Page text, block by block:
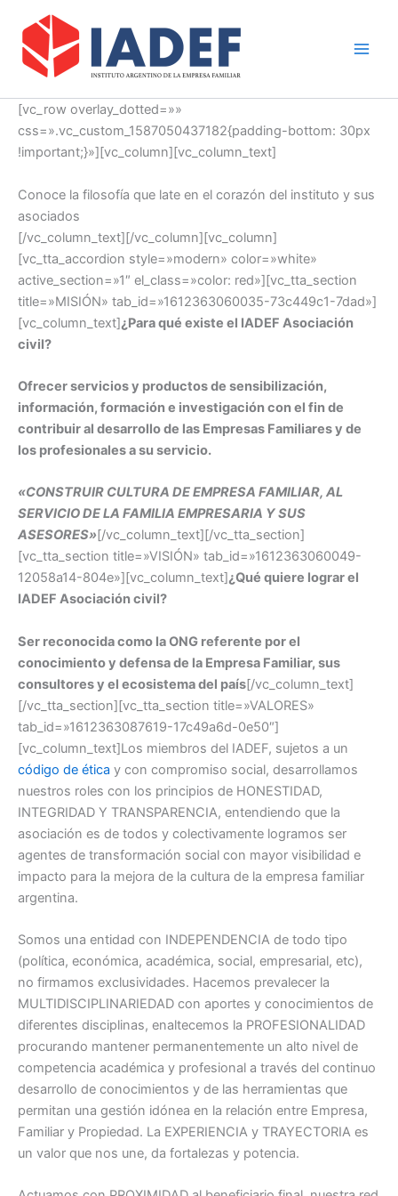
contenido
[vc_row overlay_dotted=»»
css=».vc_custom_1587050437182{padding-bottom: 30px
!important;}»][vc_column][vc_column_text]
Conoce la filosofía que late en el corazón del instituto y sus
asociados
[/vc_column_text][/vc_column][vc_column]
[vc_tta_accordion style=»modern» color=»white»
active_section=»1″ el_class=»color: red»][vc_tta_section
title=»MISIÓN» tab_id=»1612363060035-73c449c1-7dad»]
[vc_column_text]¿Para qué existe el IADEF Asociación
civil?
Ofrecer servicios y productos de sensibilización,
información, formación e investigación con el fin de
contribuir al desarrollo de las Empresas Familiares y de
los profesionales a su servicio.
«CONSTRUIR CULTURA DE EMPRESA FAMILIAR, AL
SERVICIO DE LA FAMILIA EMPRESARIA Y SUS
ASESORES»[/vc_column_text][/vc_tta_section]
[vc_tta_section title=»VISIÓN» tab_id=»1612363060049-
12058a14-804e»][vc_column_text]¿Qué quiere lograr el
IADEF Asociación civil?
Ser reconocida como la ONG referente por el
conocimiento y defensa de la Empresa Familiar, sus
consultores y el ecosistema del país[/vc_column_text]
[/vc_tta_section][vc_tta_section title=»VALORES»
tab_id=»1612363087619-17c49a6d-0e50″]
[vc_column_text]Los miembros del IADEF, sujetos a un
código de ética y con compromiso social, desarrollamos
nuestros roles con los principios de HONESTIDAD,
INTEGRIDAD Y TRANSPARENCIA, entendiendo que la
asociación es de todos y colectivamente logramos ser
agentes de transformación social con mayor visibilidad e
impacto para la mejora de la cultura de la empresa familiar
argentina.
Somos una entidad con INDEPENDENCIA de todo tipo
(política, económica, académica, social, empresarial, etc),
no firmamos exclusividades. Hacemos prevalecer la
MULTIDISCIPLINARIEDAD con aportes y conocimientos de
diferentes disciplinas, enaltecemos la PROFESIONALIDAD
procurando mantener permanentemente un alto nivel de
competencia académica y profesional a través del continuo
desarrollo de conocimientos y de las herramientas que
permitan una gestión idónea en la relación entre Empresa,
Familiar y Propiedad. La EXPERIENCIA y TRAYECTORIA es
un valor que nos une, da fortalezas y potencia.